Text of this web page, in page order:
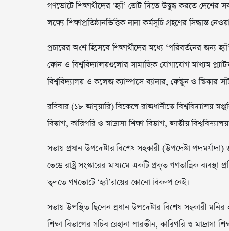
গণভোটে শিক্ষার্থীদের ‘হ্যাঁ’ ভোট দিতে উদ্বুদ্ধ করতে দেশের
লক্ষ্যে শিক্ষাপ্রতিষ্ঠানভিত্তিক নানা কর্মসূচি গ্রহণের সিদ্ধান্ত
প্রচারের অংশ হিসেবে শিক্ষার্থীদের মধ্যে ‘পরিবর্তনের
ফোন ও বিশ্ববিদ্যালয়গুলোর সামাজিক যোগাযোগ মাধ্যম
বিশ্ববিদ্যালয় ও কলেজ ক্যাম্পাসে ব্যানার, ফেস্টুন ও স্টিকার
রবিবার (১৮ জানুয়ারি) বিকেলে রাজধানীতে বিশ্ববিদ্যালয়
বিভাগ, কারিগরি ও মাদ্রাসা শিক্ষা বিভাগ, জাতীয়
সভায় প্রধান উপদেষ্টার বিশেষ সহকারী (উপদেষ্টা
ভেঙে রাষ্ট্র সংস্কারের মাধ্যমে একটি প্রকৃত গণতান্ত্রিক ব্যবস্থা
তুলতে গণভোটে ‘হ্যাঁ’রায়ের কোনো বিকল্প নেই।
সভায় উপস্থিত ছিলেন প্রধান উপদেষ্টার বিশেষ সহকারী
শিক্ষা বিভাগের সচিব রেহানা পারভীন, কারিগরি ও মাদ্রাসা